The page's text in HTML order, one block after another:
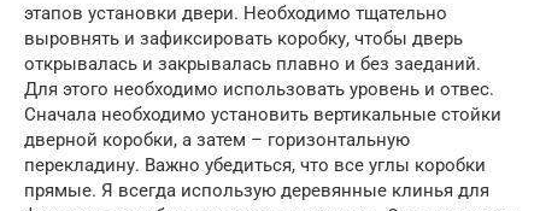
этапов установки двери. Необходимо тщательно
выровнять и зафиксировать коробку, чтобы дверь
открывалась и закрывалась плавно и без заеданий.
Для этого необходимо использовать уровень и отвес.
Сначала необходимо установить вертикальные стойки
дверной коробки, а затем – горизонтальную
перекладину. Важно убедиться, что все углы коробки
прямые. Я всегда использую деревянные клинья для